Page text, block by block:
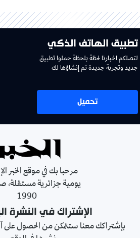
تطبيق الهاتف الذكي
لتصلكم اخبارنا لحظة بلحظة حملوا تطبيق
جديد وتجربة جديدة تم إنشاؤها لك
تحميل
مرحبا بك في موقع الخبر
يومية جزائرية مستقلة،
1990
الإشتراك في النشرة
بإشتراكك معنا ستتمكن من الحصول على